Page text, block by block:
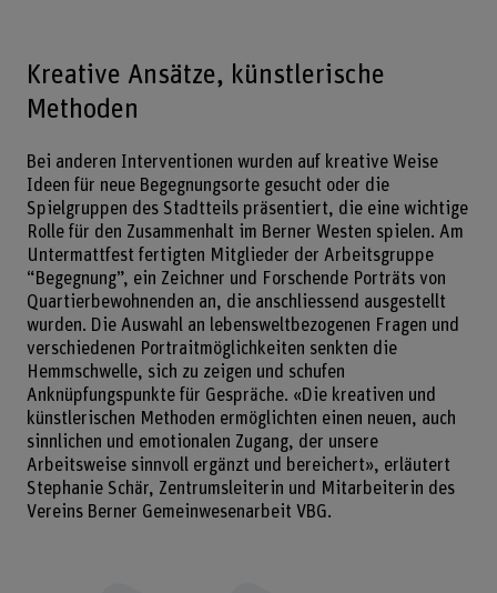
Kreative Ansätze, künstlerische
Methoden
Bei anderen Interventionen wurden auf kreative Weise
Ideen für neue Begegnungsorte gesucht oder die
Spielgruppen des Stadtteils präsentiert, die eine wichtige
Rolle für den Zusammenhalt im Berner Westen spielen. Am
Untermattfest fertigten Mitglieder der Arbeitsgruppe
“Begegnung”, ein Zeichner und Forschende Porträts von
Quartierbewohnenden an, die anschliessend ausgestellt
wurden. Die Auswahl an lebensweltbezogenen Fragen und
verschiedenen Portraitmöglichkeiten senkten die
Hemmschwelle, sich zu zeigen und schufen
Anknüpfungspunkte für Gespräche. «Die kreativen und
künstlerischen Methoden ermöglichten einen neuen, auch
sinnlichen und emotionalen Zugang, der unsere
Arbeitsweise sinnvoll ergänzt und bereichert», erläutert
Stephanie Schär, Zentrumsleiterin und Mitarbeiterin des
Vereins Berner Gemeinwesenarbeit VBG.